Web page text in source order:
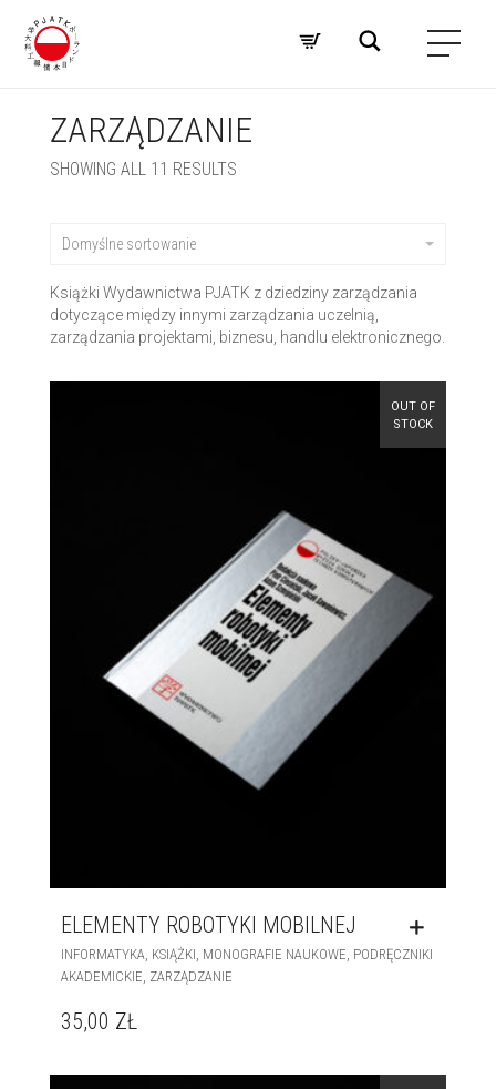
ZARZĄDZANIE
SHOWING ALL 11 RESULTS
Domyślne sortowanie
Książki Wydawnictwa PJATK z dziedziny zarządzania
dotyczące między innymi zarządzania uczelnią,
zarządzania projektami, biznesu, handlu elektronicznego.
OUT OF
STOCK
ELEMENTY ROBOTYKI MOBILNEJ
INFORMATYKA KSIĄŻKI MONOGRAFIE NAUKOWE PODRĘCZNIKI
AKADEMICKIE ZARZĄDZANIE
35,00 ZŁ